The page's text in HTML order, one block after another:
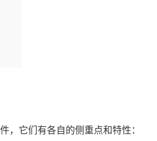
它们有各自的侧重点和特性：